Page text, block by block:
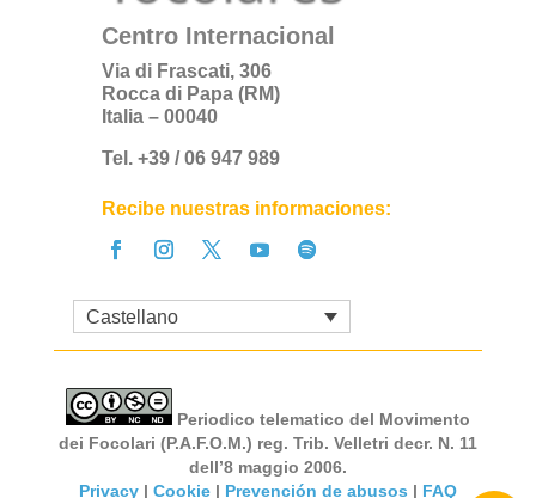
Centro Internacional
Via di Frascati, 306
Rocca di Papa (RM)
Italia – 00040
Tel. +39 / 06 947 989
Recibe nuestras informaciones:
Castellano
Periodico telematico del Movimento
dei Focolari (P.A.F.O.M.) reg. Trib. Velletri decr. N. 11
dell’8 maggio 2006.
Privacy| Cookie| Prevención de abusos | FAQ